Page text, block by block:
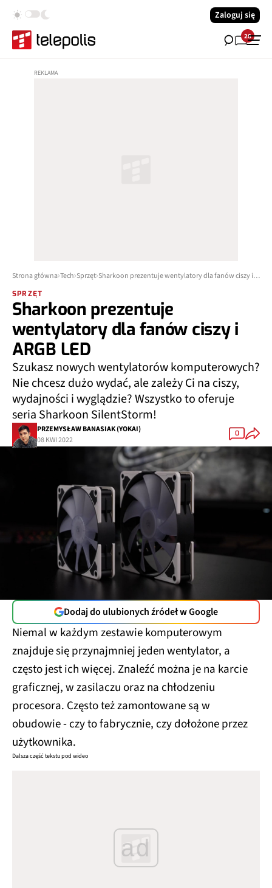
Zaloguj się
28
Strona główna Tech Sprzęt Sharkoon prezentuje wentylatory dla fanów ciszy i ARGB LED
SPRZĘT
Sharkoon prezentuje
wentylatory dla fanów ciszy i
ARGB LED
Szukasz nowych wentylatorów komputerowych?
Nie chcesz dużo wydać, ale zależy Ci na ciszy,
wydajności i wyglądzie? Wszystko to oferuje
seria Sharkoon SilentStorm!
PRZEMYSŁAW BANASIAK (YOKAI)
08 KWI 2022
0
Dodaj do ulubionych źródeł w Google
Niemal w każdym zestawie komputerowym
znajduje się przynajmniej jeden wentylator, a
często jest ich więcej. Znaleźć można je na karcie
graficznej, w zasilaczu oraz na chłodzeniu
procesora. Często też zamontowane są w
obudowie - czy to fabrycznie, czy dołożone przez
użytkownika.
Dalsza część tekstu pod wideo
ad